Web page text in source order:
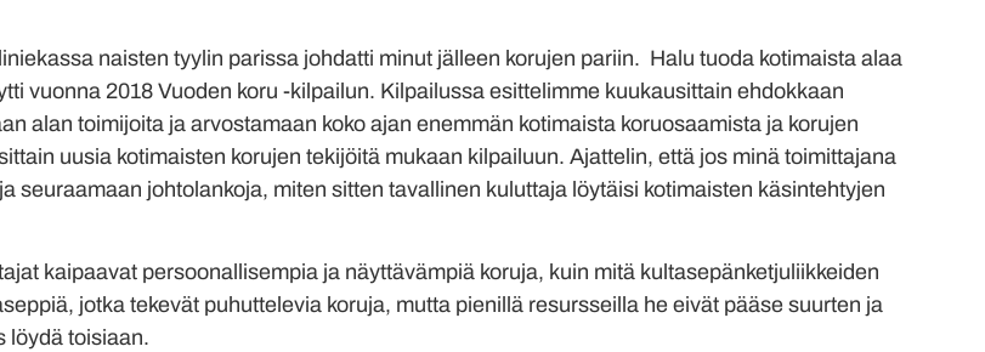
naisten tyylin parissa johdatti minut jälleen korujen pariin. Halu tuoda kotimaista alaa
vuonna 2018 Vuoden koru -kilpailun. Kilpailussa esittelimme kuukausittain ehdokkaan
alan toimijoita ja arvostamaan koko ajan enemmän kotimaista koruosaamista ja korujen
uusia kotimaisten korujen tekijöitä mukaan kilpailuun. Ajattelin, että jos minä toimittajana
seuraamaan johtolankoja, miten sitten tavallinen kuluttaja löytäisi kotimaisten käsintehtyjen
kaipaavat persoonallisempia ja näyttävämpiä koruja, kuin mitä kultasepänketjuliikkeiden
jotka tekevät puhuttelevia koruja, mutta pienillä resursseilla he eivät pääse suurten ja
löydä toisiaan.